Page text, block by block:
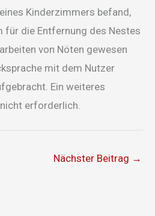
Kinderzimmers befand,
für die Entfernung des Nestes
von Nöten gewesen
mit dem Nutzer
Ein weiteres
erforderlich.
Nächster Beitrag →